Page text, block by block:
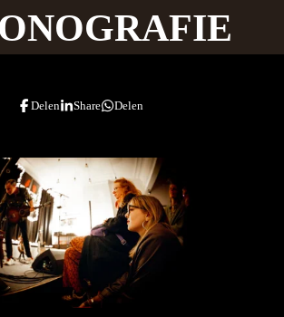
Delen Share Delen